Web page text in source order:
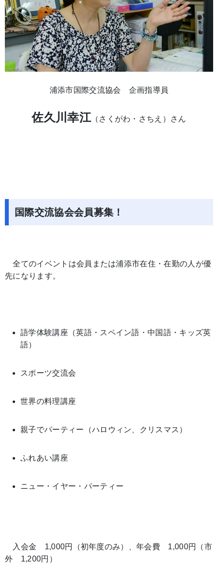
浦添市国際交流協会 企画指導員
佐久川幸江（さくがわ・さちえ）さん
国際交流協会会員募集！
全てのイベントは会員または浦添市在住・在勤の人が優
先になります。
語学体験講座（英語・スペイン語・中国語・キッズ英
語）
スポーツ交流会
世界の料理講座
親子でパーティー（ハロウィン、クリスマス）
ふれあい講座
ニュー・イヤー・パーティー
入会金 1,000円（初年度のみ）、年会費 1,000円（市
外 1,200円）